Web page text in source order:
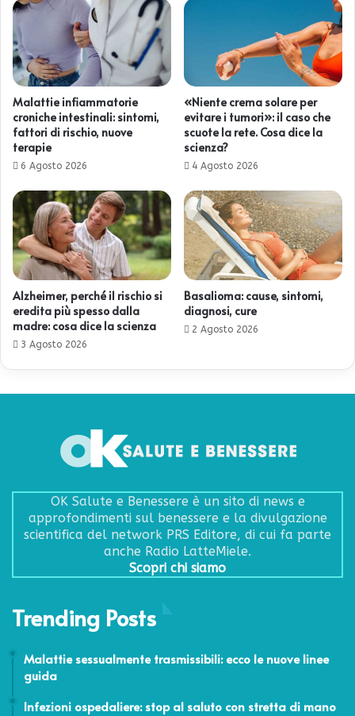
Malattie infiammatorie
croniche intestinali: sintomi,
fattori di rischio, nuove
terapie
6 Agosto 2026
«Niente crema solare per
evitare i tumori»: il caso che
scuote la rete. Cosa dice la
scienza?
4 Agosto 2026
Alzheimer, perché il rischio si
eredita più spesso dalla
madre: cosa dice la scienza
3 Agosto 2026
Basalioma: cause, sintomi,
diagnosi, cure
2 Agosto 2026
OK Salute e Benessere è un sito di news e
approfondimenti sul benessere e la divulgazione
scientifica del network PRS Editore, di cui fa parte
anche Radio LatteMiele.
Scopri chi siamo
Trending Posts
Malattie sessualmente trasmissibili: ecco le nuove linee
guida
Infezioni ospedaliere: stop al saluto con stretta di mano